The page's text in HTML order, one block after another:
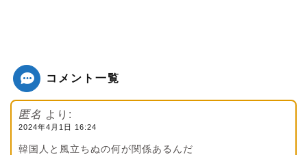
コメント一覧
匿名 より:
2024年4月1日 16:24
韓国人と風立ちぬの何が関係あるんだ